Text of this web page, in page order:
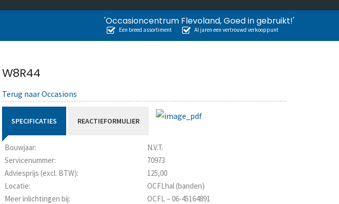
'Occasioncentrum Flevoland, Goed in gebruikt!'
Een breed assortiment Al jaren een vertrouwd verkooppunt
W8R44
Terug naar Occasions
SPECIFICATIES REACTIEFORMULIER
Bouwjaar:
N.V.T.
Servicenummer:
70973
Adviesprijs (excl. BTW):
125,00
Locatie:
OCFLhal (banden)
Meer inlichtingen bij:
OCFL – 06-45164891